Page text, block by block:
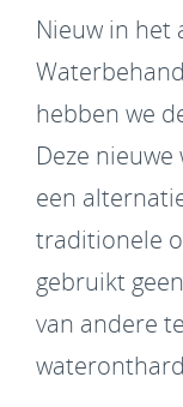
Nieuw in het
hebben we
Deze
een
traditionele
gebruikt
van andere